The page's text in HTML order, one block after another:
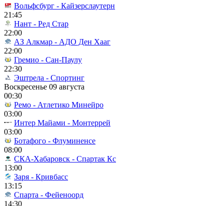
Вольфсбург - Кайзерслаутерн
21:45
Нант - Ред Стар
22:00
АЗ Алкмар - АДО Ден Хааг
22:00
Гремио - Сан-Паулу
22:30
Эштрела - Спортинг
Воскресенье 09 августа
00:30
Ремо - Атлетико Минейро
03:00
Интер Майами - Монтеррей
03:00
Ботафого - Флуминенсе
08:00
СКА-Хабаровск - Спартак Кс
13:00
Заря - Кривбасс
13:15
Спарта - Фейеноорд
14:30